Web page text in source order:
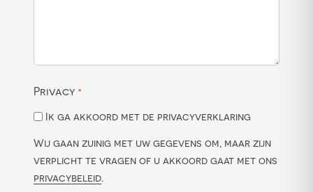
Privacy *
Ik ga akkoord met de privacyverklaring
Wij gaan zuinig met uw gegevens om, maar zijn
verplicht te vragen of u akkoord gaat met ons
privacybeleid.